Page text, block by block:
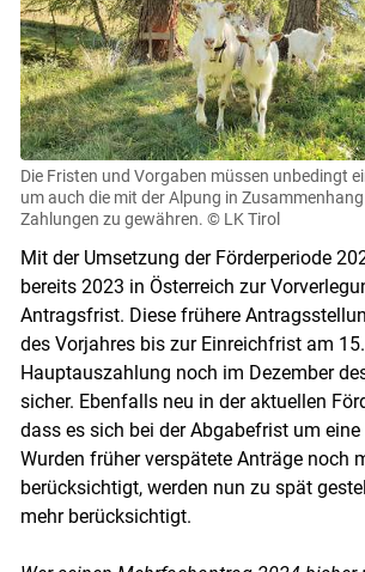
Die Fristen und Vorgaben müssen unbedingt
um auch die mit der Alpung in
Zahlungen zu gewähren. © LK Tirol
Mit der Umsetzung der Förderperiode
bereits 2023 in Österreich zur
Antragsfrist. Diese frühere
des Vorjahres bis zur Einreichfrist am
Hauptauszahlung noch im Dezember
sicher. Ebenfalls neu in der aktuellen
dass es sich bei der Abgabefrist um
Wurden früher verspätete Anträge noch
berücksichtigt, werden nun zu spät
mehr berücksichtigt.